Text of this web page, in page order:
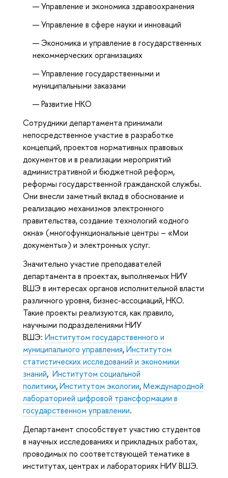
Управление и экономика здравоохранения
Управление в сфере науки и инноваций
Экономика и управление в государственных
некоммерческих организациях
Управление государственными и
муниципальными заказами
Развитие НКО
Сотрудники департамента принимали
непосредственное участие в разработке
концепций, проектов нормативных правовых
документов и в реализации мероприятий
административной и бюджетной реформ,
реформы государственной гражданской службы.
Они внесли заметный вклад в обоснование и
реализацию механизмов электронного
правительства, создание технологий «одного
окна» (многофункциональные центры – «Мои
документы») и электронных услуг.
Значительно участие преподавателей
департамента в проектах, выполняемых НИУ
ВШЭ в интересах органов исполнительной власти
различного уровня, бизнес-ассоциаций, НКО.
Такие проекты реализуются, как правило,
научными подразделениями НИУ
ВШЭ: Институтом государственного и
муниципального управления,Институтом
статистических исследований и экономики
знаний, Институтом социальной
политики,Институтом экологии, Международной
лабораторией цифровой трансформации в
государственном управлении.
Департамент способствует участию студентов
в научных исследованиях и прикладных работах,
проводимых по соответствующей тематике в
институтах, центрах и лабораториях НИУ ВШЭ.